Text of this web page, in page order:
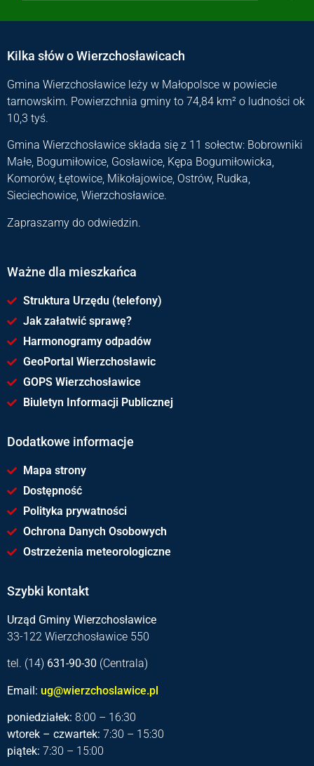
Kilka słów o Wierzchosławicach
Gmina Wierzchosławice leży w Małopolsce w powiecie
tarnowskim. Powierzchnia gminy to 74,84 km² o ludności ok
10,3 tyś.
Gmina Wierzchosławice składa się z 11 sołectw: Bobrowniki
Małe, Bogumiłowice, Gosławice, Kępa Bogumiłowicka,
Komorów, Łętowice, Mikołajowice, Ostrów, Rudka,
Sieciechowice, Wierzchosławice.
Zapraszamy do odwiedzin.
Ważne dla mieszkańca
Struktura Urzędu (telefony)
Jak załatwić sprawę?
Harmonogramy odpadów
GeoPortal Wierzchosławic
GOPS Wierzchosławice
Biuletyn Informacji Publicznej
Dodatkowe informacje
Mapa strony
Dostępność
Polityka prywatności
Ochrona Danych Osobowych
Ostrzeżenia meteorologiczne
Szybki kontakt
Urząd Gminy Wierzchosławice
33-122 Wierzchosławice 550
tel. (14) 631-90-30 (Centrala)
Email: ug@wierzchoslawice.pl
poniedziałek: 8:00 – 16:30
wtorek – czwartek: 7:30 – 15:30
piątek: 7:30 – 15:00